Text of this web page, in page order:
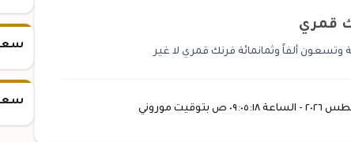
قمري
وتسعون ألفاً وثمانمائة فرنك قمري لا غير
٢٠٢٦ - الساعة :١٨ ص بتوقيت موروني
سعر
سعر